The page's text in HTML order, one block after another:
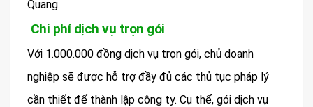
Quang.
Chi phí dịch vụ trọn gói
Với 1.000.000 đồng dịch vụ trọn gói, chủ doanh
nghiệp sẽ được hỗ trợ đầy đủ các thủ tục pháp lý
cần thiết để thành lập công ty. Cụ thể, gói dịch vụ